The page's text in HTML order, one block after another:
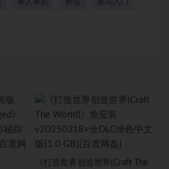
单人单机 射击 菜鸟入门
《打造世界创造世界(Craft The